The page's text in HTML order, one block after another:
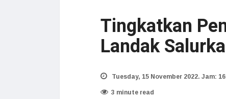
Tingkatkan
Landak
Tuesday, 15 November 2022. Jam:
3 minute read